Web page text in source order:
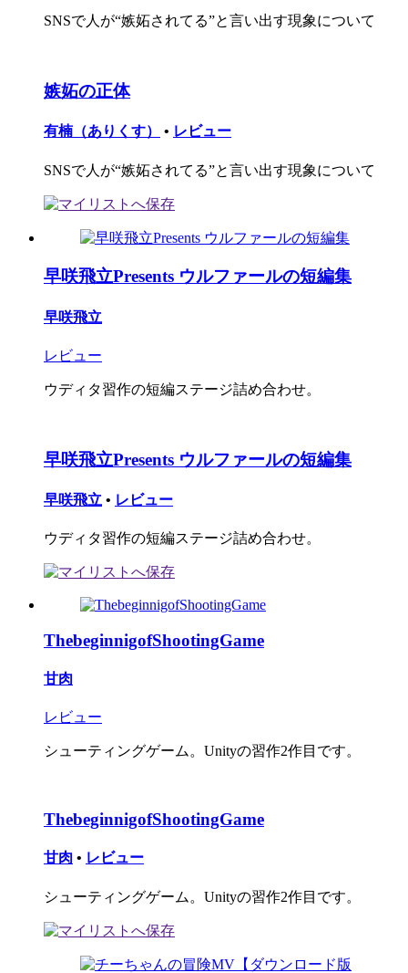
SNSで人が“嫉妬されてる”と言い出す現象について
嫉妬の正体
有楠（ありくす） • レビュー
SNSで人が“嫉妬されてる”と言い出す現象について
早咲飛立Presents ウルファールの短編集
早咲飛立
レビュー
ウディタ習作の短編ステージ詰め合わせ。
早咲飛立Presents ウルファールの短編集
早咲飛立 • レビュー
ウディタ習作の短編ステージ詰め合わせ。
ThebeginnigofShootingGame
甘肉
レビュー
シューティングゲーム。Unityの習作2作目です。
ThebeginnigofShootingGame
甘肉 • レビュー
シューティングゲーム。Unityの習作2作目です。